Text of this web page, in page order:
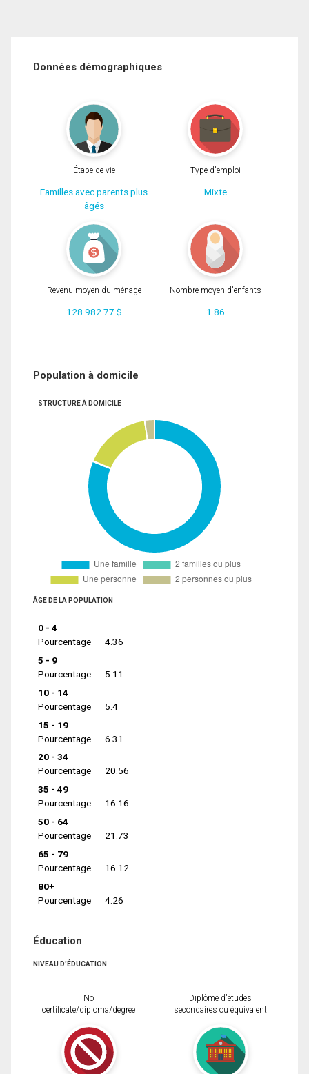
Données démographiques
Étape de vie
Familles avec parents plus
âgés
Type d'emploi
Mixte
Revenu moyen du ménage
128 982.77 $
Nombre moyen d'enfants
1.86
Population à domicile
STRUCTURE À DOMICILE
ÂGE DE LA POPULATION
0 - 4
Pourcentage
4.36
5 - 9
Pourcentage
5.11
10 - 14
Pourcentage
5.4
15 - 19
Pourcentage
6.31
20 - 34
Pourcentage
20.56
35 - 49
Pourcentage
16.16
50 - 64
Pourcentage
21.73
65 - 79
Pourcentage
16.12
80+
Pourcentage
4.26
Éducation
NIVEAU D'ÉDUCATION
No
certificate/diploma/degree
Diplôme d'études
secondaires ou équivalent